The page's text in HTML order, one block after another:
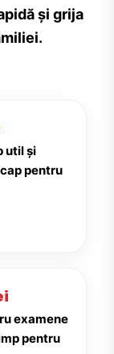
și grija
util și
pentru
examene
pentru